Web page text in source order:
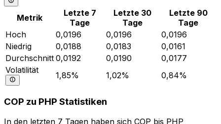
Metrik
Letzte 7
Tage
Letzte 30
Tage
Letzte 90
Tage
Hoch
0,0196 0,0196
0,0196
Niedrig
0,0188 0,0183
0,0161
Durchschnitt 0,0192 0,0190
0,0177
Volatilität
1,85% 1,02% 0,84%
COP zu PHP Statistiken
In den letzten 7 Tagen haben sich COP bis PHP